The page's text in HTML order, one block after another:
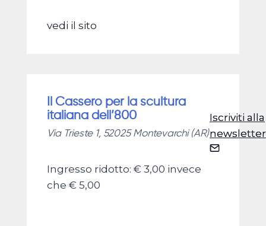
Iscriviti alla
newsletter
vedi il sito
Il Cassero per la scultura
italiana dell’800
Via Trieste 1, 52025 Montevarchi (AR)
Ingresso ridotto: € 3,00 invece
che € 5,00
Iscriviti alla
newsletter